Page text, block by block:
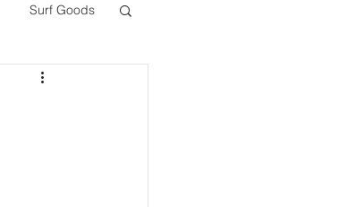
Surf Goods
Sticker